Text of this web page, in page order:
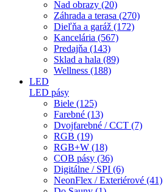
Nad obrazy (20)
Záhrada a terasa (270)
Dieľňa a garáž (172)
Kancelária (567)
Predajňa (143)
Sklad a hala (89)
Wellness (188)
LED
LED pásy
Biele (125)
Farebné (13)
Dvojfarebné / CCT (7)
RGB (19)
RGB+W (18)
COB pásy (36)
Digitálne / SPI (6)
NeonFlex / Exteriérové (41)